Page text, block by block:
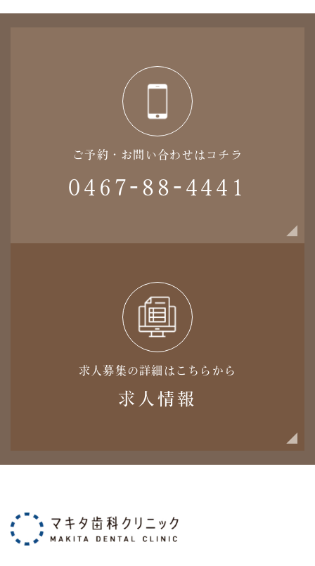
ご予約・お問い合わせはコチラ
0467-88-4441
求人募集の詳細はこちらから
求人情報